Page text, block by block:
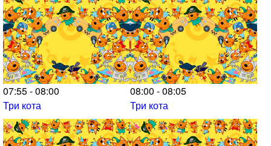
07:55 - 08:00
Три кота
08:00 - 08:05
Три кота